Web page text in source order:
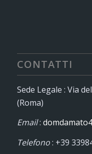
CONTATTI
Sede Legale : Via
(Roma)
Email:
Telefono: +39